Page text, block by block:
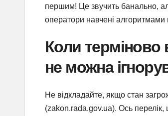
першим! Це звучить банально,
оператори навчені алгоритмами
Коли терміново
не можна
Не відкладайте, якщо стан
(zakon.rada.gov.ua). Ось